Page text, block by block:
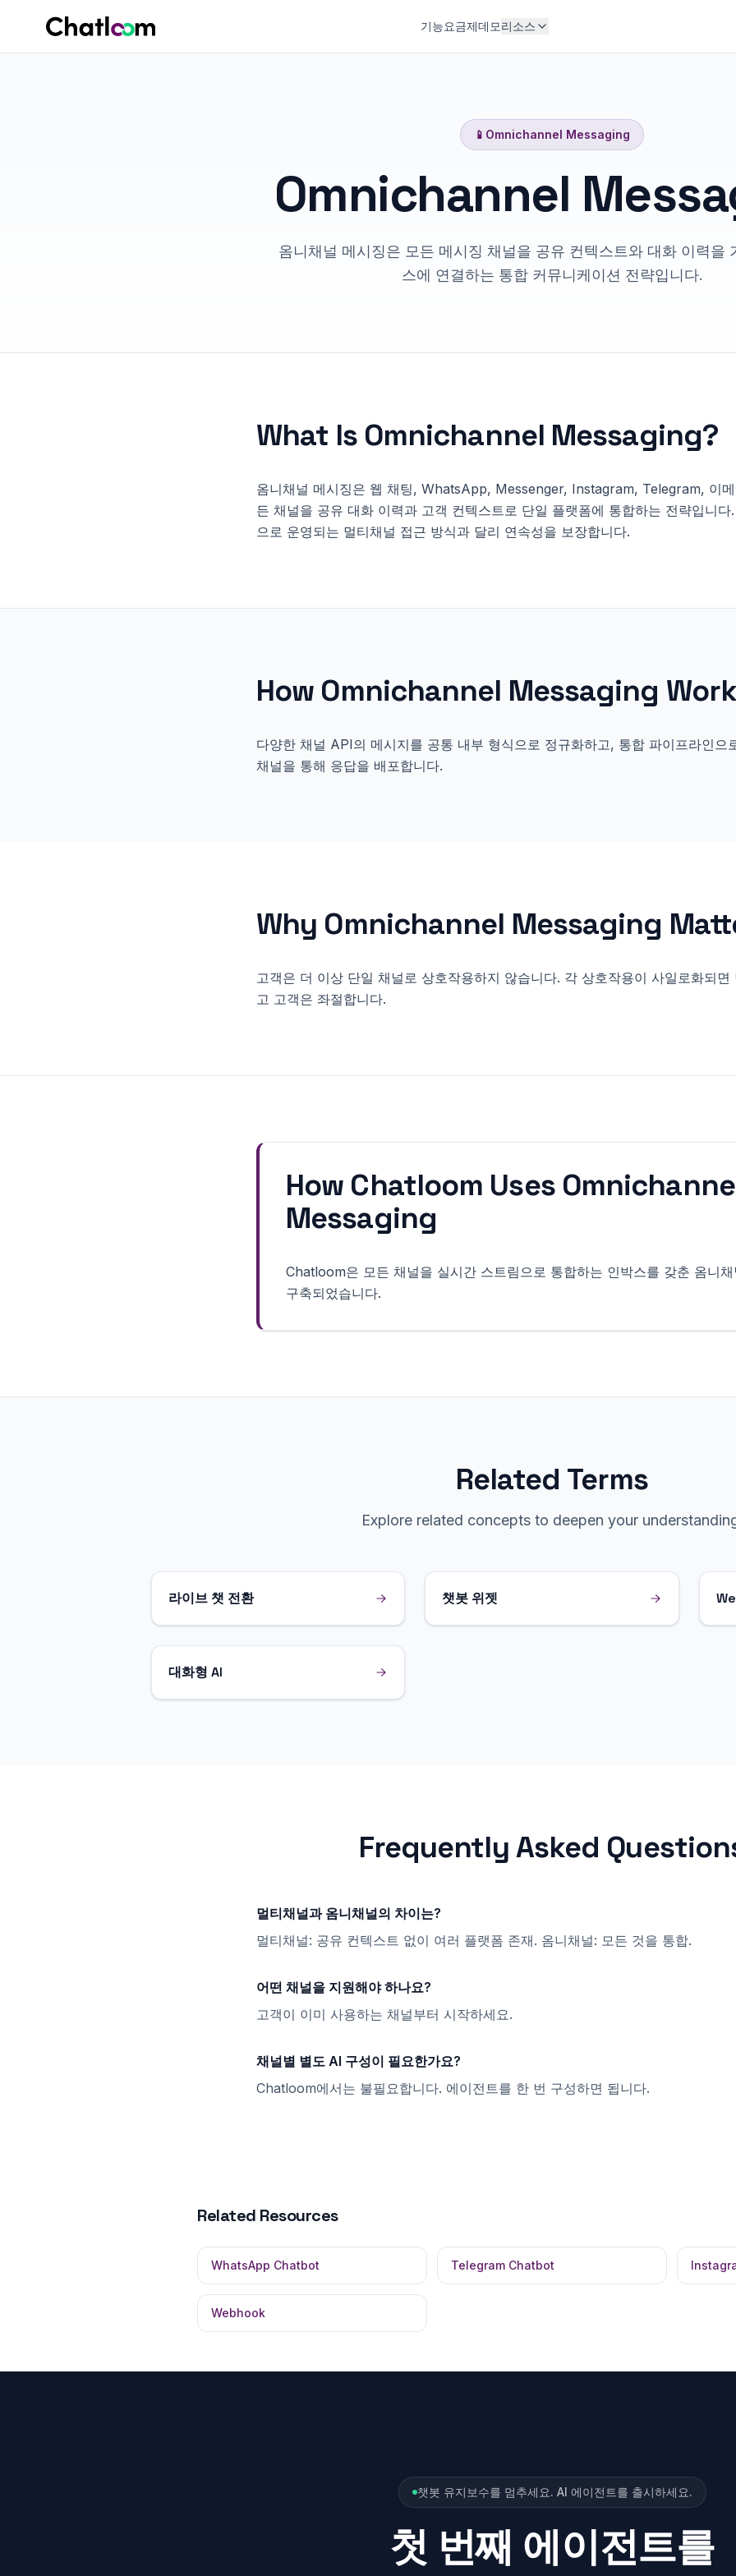
기능요금제데모리소스
📱 Omnichannel Messaging
Omnichannel
옴니채널 메시징은 모든 메시징 채널을 공유 컨텍스트와 대화 이력을
스에 연결하는 통합 커뮤니케이션 전략입니다.
What Is Omnichannel Messaging?
옴니채널 메시징은 웹 채팅, WhatsApp, Messenger, Instagram, Telegram, 이
든 채널을 공유 대화 이력과 고객 컨텍스트로 단일 플랫폼에 통합하는 전략입니
으로 운영되는 멀티채널 접근 방식과 달리 연속성을 보장합니다.
How Omnichannel Messaging
다양한 채널 API의 메시지를 공통 내부 형식으로 정규화하고, 통합 파이프라인으
채널을 통해 응답을 배포합니다.
Why Omnichannel Messaging
고객은 더 이상 단일 채널로 상호작용하지 않습니다. 각 상호작용이 사일로화되
고 고객은 좌절합니다.
How Chatloom Uses
Messaging
Chatloom은 모든 채널을 실시간 스트림으로 통합하는 인박스를 갖춘 옴니
구축되었습니다.
Related Terms
Explore related concepts to deepen your
라이브 챗 전환 챗봇 위젯
대화형 AI
Frequently Asked
멀티채널과 옴니채널의 차이는?
멀티채널: 공유 컨텍스트 없이 여러 플랫폼 존재. 옴니채널: 모든 것을 통합.
어떤 채널을 지원해야 하나요?
고객이 이미 사용하는 채널부터 시작하세요.
채널별 별도 AI 구성이 필요한가요?
Chatloom에서는 불필요합니다. 에이전트를 한 번 구성하면 됩니다.
Related Resources
WhatsApp Chatbot Telegram Chatbot
Webhook
챗봇 유지보수를 멈추세요. AI 에이전트를 출시하세요.
첫 번째 에이전트를